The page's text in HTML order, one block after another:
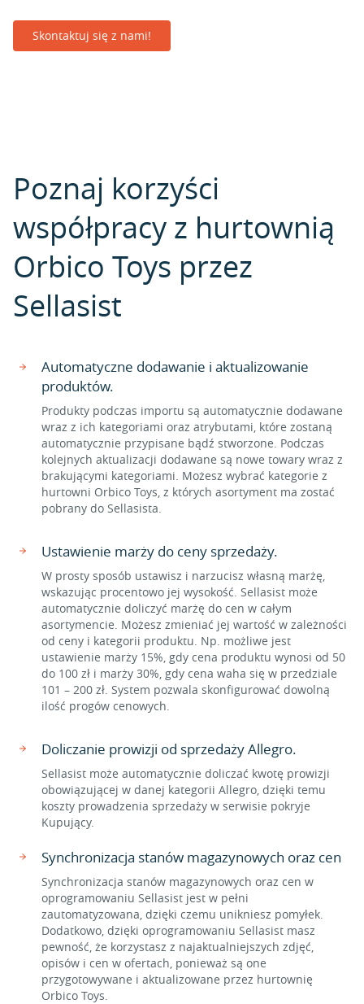
Skontaktuj się z nami!
Poznaj korzyści
współpracy z hurtownią
Orbico Toys przez
Sellasist
Automatyczne dodawanie i aktualizowanie
produktów.
Produkty podczas importu są automatycznie dodawane
wraz z ich kategoriami oraz atrybutami, które zostaną
automatycznie przypisane bądź stworzone. Podczas
kolejnych aktualizacji dodawane są nowe towary wraz z
brakującymi kategoriami. Możesz wybrać kategorie z
hurtowni Orbico Toys, z których asortyment ma zostać
pobrany do Sellasista.
Ustawienie marży do ceny sprzedaży.
W prosty sposób ustawisz i narzucisz własną marżę,
wskazując procentowo jej wysokość. Sellasist może
automatycznie doliczyć marżę do cen w całym
asortymencie. Możesz zmieniać jej wartość w zależności
od ceny i kategorii produktu. Np. możliwe jest
ustawienie marży 15%, gdy cena produktu wynosi od 50
do 100 zł i marży 30%, gdy cena waha się w przedziale
101 – 200 zł. System pozwala skonfigurować dowolną
ilość progów cenowych.
Doliczanie prowizji od sprzedaży Allegro.
Sellasist może automatycznie doliczać kwotę prowizji
obowiązującej w danej kategorii Allegro, dzięki temu
koszty prowadzenia sprzedaży w serwisie pokryje
Kupujący.
Synchronizacja stanów magazynowych oraz cen
Synchronizacja stanów magazynowych oraz cen w
oprogramowaniu Sellasist jest w pełni
zautomatyzowana, dzięki czemu unikniesz pomyłek.
Dodatkowo, dzięki oprogramowaniu Sellasist masz
pewność, że korzystasz z najaktualniejszych zdjęć,
opisów i cen w ofertach, ponieważ są one
przygotowywane i aktualizowane przez hurtownię
Orbico Toys.